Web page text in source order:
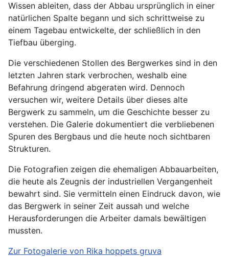
Wissen ableiten, dass der Abbau ursprünglich in einer
natürlichen Spalte begann und sich schrittweise zu
einem Tagebau entwickelte, der schließlich in den
Tiefbau überging.
Die verschiedenen Stollen des Bergwerkes sind in den
letzten Jahren stark verbrochen, weshalb eine
Befahrung dringend abgeraten wird. Dennoch
versuchen wir, weitere Details über dieses alte
Bergwerk zu sammeln, um die Geschichte besser zu
verstehen. Die Galerie dokumentiert die verbliebenen
Spuren des Bergbaus und die heute noch sichtbaren
Strukturen.
Die Fotografien zeigen die ehemaligen Abbauarbeiten,
die heute als Zeugnis der industriellen Vergangenheit
bewahrt sind. Sie vermitteln einen Eindruck davon, wie
das Bergwerk in seiner Zeit aussah und welche
Herausforderungen die Arbeiter damals bewältigen
mussten.
Zur Fotogalerie von Rika hoppets gruva